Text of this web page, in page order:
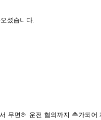
셨습니다.
무면허 운전 혐의까지 추가되어